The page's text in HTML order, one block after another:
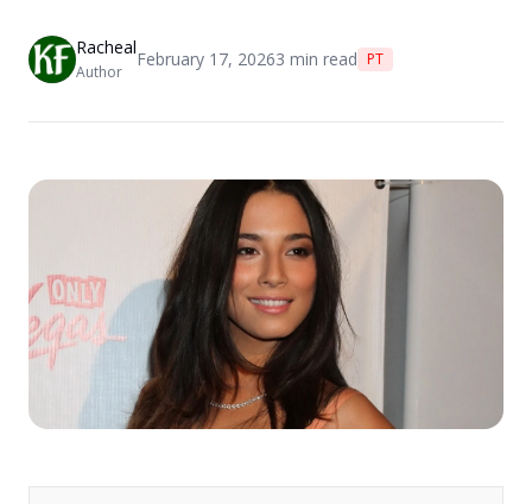
Racheal
Author
February 17, 20263 min read PT